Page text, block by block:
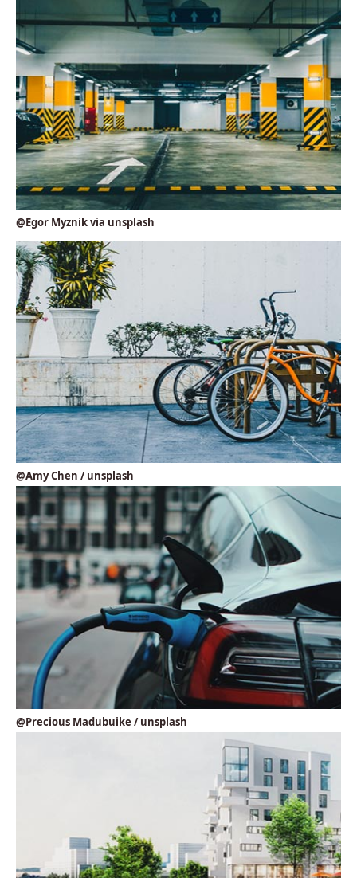
@Egor Myznik via unsplash
@Amy Chen / unsplash
@Precious Madubuike / unsplash